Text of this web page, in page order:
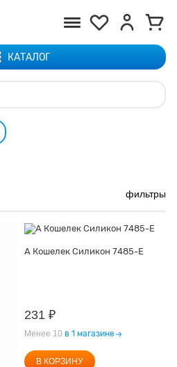
КАТАЛОГ
фильтры
А Кошелек Силикон 7485-E
231 ₽
Менее 10 в 1 магазине
В КОРЗИНУ